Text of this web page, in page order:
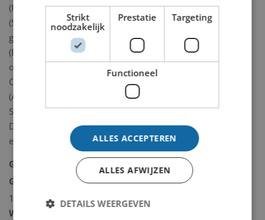
(Rotterdam) en Gallery Moderne
(Silkeborg, Denemarken)/1970:
gastdocent TH Twente
(Enschede)/2003:
overzichtstentoonstellingen in het
Cobra Museum voor Moderne kunst
(Amstelveen) en in Kunst Centeret
Silkeborg Bad (Silkeborg,
Denemarken). In 2009 overleed haar
echtgenoot Tom Weyland.
Geboorteplaats: Enschede
Geboortedatum: vrijdag 3 februari
1939
Website:
Strikt
noodzakelijk
Prestatie Targeting
Functioneel
ALLES ACCEPTEREN
ALLES AFWIJZEN
DETAILS WEERGEVEN